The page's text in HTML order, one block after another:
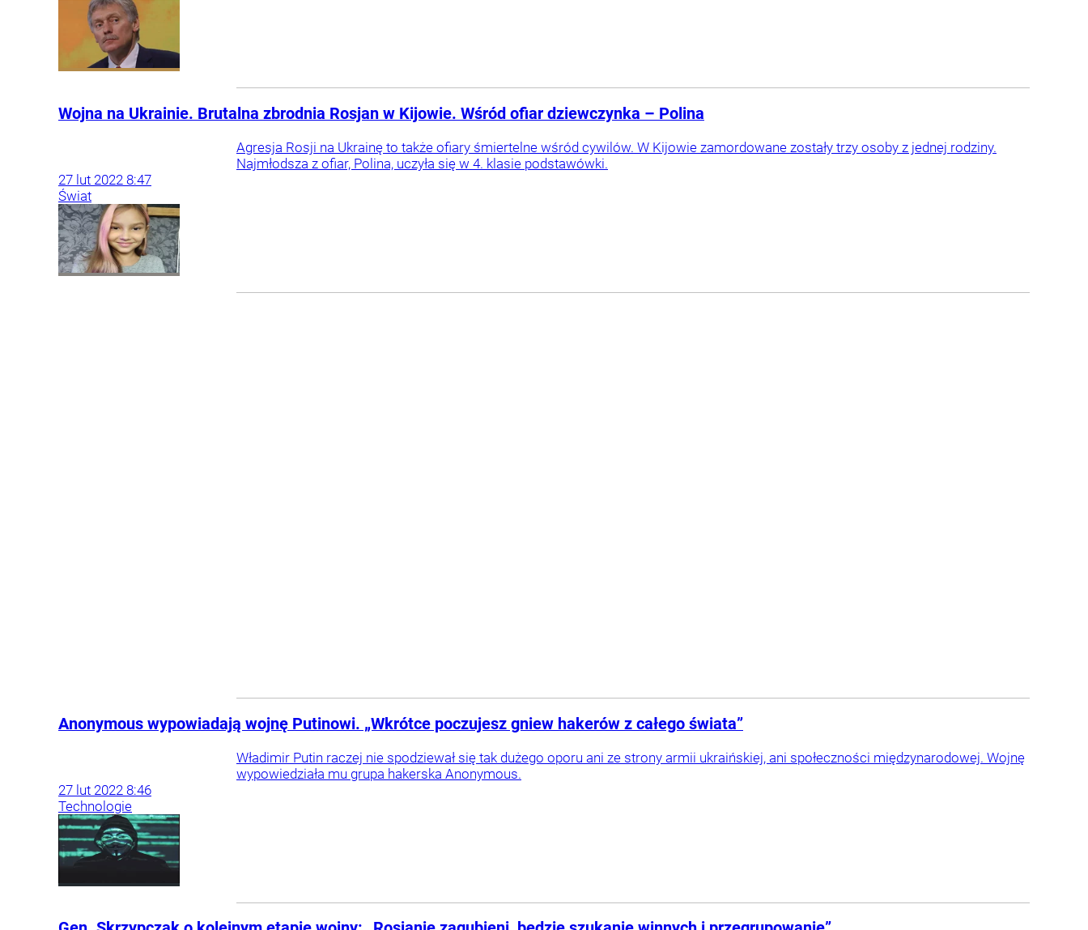
Wojna na Ukrainie. Brutalna zbrodnia Rosjan w Kijowie. Wśród ofiar dziewczynka – Polina
Agresja Rosji na Ukrainę to także ofiary śmiertelne wśród cywilów. W Kijowie zamordowane zostały trzy osoby z jednej rodziny.
Najmłodsza z ofiar, Polina, uczyła się w 4. klasie podstawówki.
27 lut 2022 8:47
Świat
Anonymous wypowiadają wojnę Putinowi. „Wkrótce poczujesz gniew hakerów z całego świata”
Władimir Putin raczej nie spodziewał się tak dużego oporu ani ze strony armii ukraińskiej, ani społeczności międzynarodowej. Wojnę
wypowiedziała mu grupa hakerska Anonymous.
27 lut 2022 8:46
Technologie